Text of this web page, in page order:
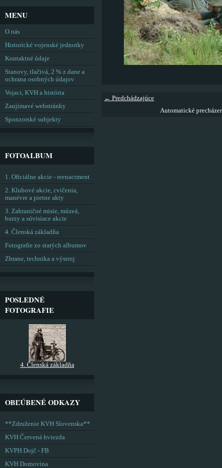
← Predchádzajúce
Automatické
MENU
O nás
Historické vojenské jednotky
Kontaktné údaje
Stanovy, tlačivá, 2 % z dane a
ochrana osobných údajov
Vojaci, KVH a história
Zaujímavé webstránky
Sponzorské subjekty
FOTOALBUM
1. Oficiálne akcie - reenactment
2. Klubové akcie, cvičenia,
manévre a pietne akty
3. Zahraničné misie, múzeá,
burzy a súvisiace akcie
4. Členská základňa
Fotografie zo starých albumov
Zbrane, technika a výstroj
POSLEDNÉ
FOTOGRAFIE
4. Členská základňa
OBĽÚBENÉ ODKAZY
**Združenie KVH Slovenska**
KVH Červená hviezda
KVPH Dojč - FB
KVH Domovina